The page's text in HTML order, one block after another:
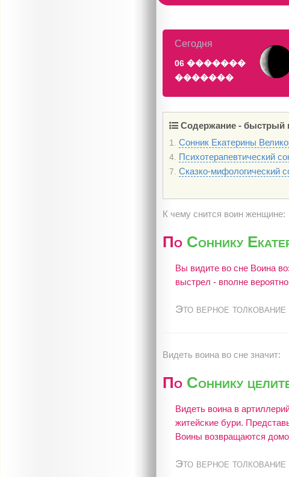
Сегодня
06 �������
�������
Содержание - быстрый
1. Сонник Екатерины
4. Психотерапевтический
7. Сказко-мифологический
К чему снится воин женщине:
По Соннику
Вы видите во сне Воина
выстрел - вполне
Это верное толкование
Видеть воина во сне значит:
По Соннику
Видеть воина в
житейские бури.
Воины возвращаются
Это верное толкование